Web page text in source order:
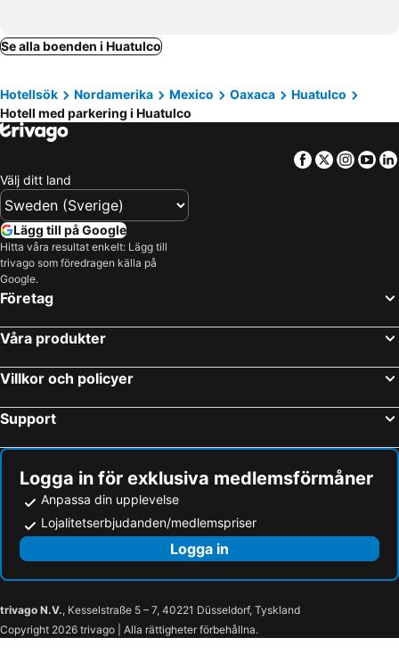
Se alla boenden i Huatulco
Hotellsök Nordamerika Mexico Oaxaca
Huatulco
Hotell med parkering i Huatulco
Facebook
Twitter
Välj ditt land
Lägg till på Google
Hitta våra resultat enkelt: Lägg till
trivago som föredragen källa på
Google.
Företag
Våra produkter
Villkor och policyer
Support
Logga in för exklusiva medlemsförmåner
Anpassa din upplevelse
Lojalitetserbjudanden/medlemspriser
Logga in
trivago N.V., Kesselstraße 5 – 7, 40221 Düsseldorf, Tyskland
Copyright 2026 trivago | Alla rättigheter förbehållna.